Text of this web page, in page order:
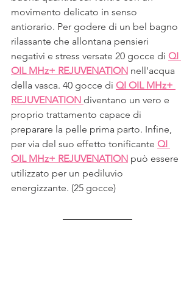
movimento delicato in senso
antiorario. Per godere di un bel bagno
rilassante che allontana pensieri
negativi e stress versate 20 gocce di QI
OIL MHz+ REJUVENATION nell'acqua
della vasca. 40 gocce di QI OIL MHz+
REJUVENATION diventano un vero e
proprio trattamento capace di
preparare la pelle prima parto. Infine,
per via del suo effetto tonificante QI
OIL MHz+ REJUVENATION può essere
utilizzato per un pediluvio
energizzante. (25 gocce)